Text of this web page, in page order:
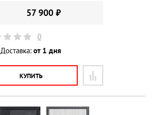
57 900 ₽
0
Доставка: от 1 дня
КУПИТЬ